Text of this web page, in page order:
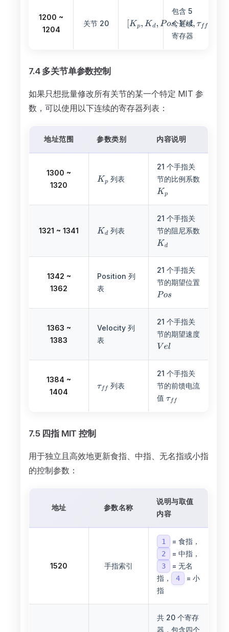
1200 ~
1204
关节 20
包含 5
个连续
寄存器
7.4 多关节单参数控制
如果只想批量修改所有关节的某一个特定 MIT 参
数，可以使用以下连续的寄存器列表：
地址范围 参数类别 内容说明
1300 ~
1320
列表
21 个手指关
节的比例系数
1321 ~ 1341 列表
21 个手指关
节的阻尼系数
1342 ~
1362
Position 列
表
21 个手指关
节的期望位置
1363 ~
1383
Velocity 列
表
21 个手指关
节的期望速度
1384 ~
1404
列表
21 个手指关
节的前馈电流
值
7.5 四指 MIT 控制
用于独立且高效地更新食指、中指、无名指或小指
的控制参数：
地址 参数名称
说明与取值
内容
1520 手指索引
1 = 食指，
2 = 中指，
3
= 无名
指，
4
= 小
指
共 20 个寄存
器，包含四个